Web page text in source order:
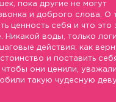
пока другие не могут
и доброго слова. О
ценность себя и что это
Никакой воды, только
действия: как
и поставить
они ценили,
такую чудесную